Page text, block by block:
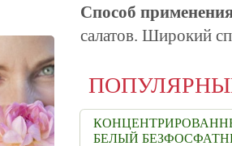
Способ
салатов. Широкий
БЕЛЫЙ